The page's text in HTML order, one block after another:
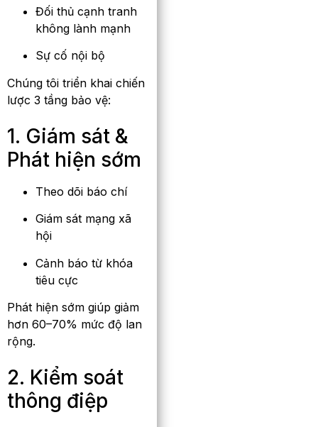
Đối thủ cạnh tranh
không lành mạnh
Sự cố nội bộ
Chúng tôi triển khai chiến
lược 3 tầng bảo vệ:
1. Giám sát &
Phát hiện sớm
Theo dõi báo chí
Giám sát mạng xã
hội
Cảnh báo từ khóa
tiêu cực
Phát hiện sớm giúp giảm
hơn 60–70% mức độ lan
rộng.
2. Kiểm soát
thông điệp